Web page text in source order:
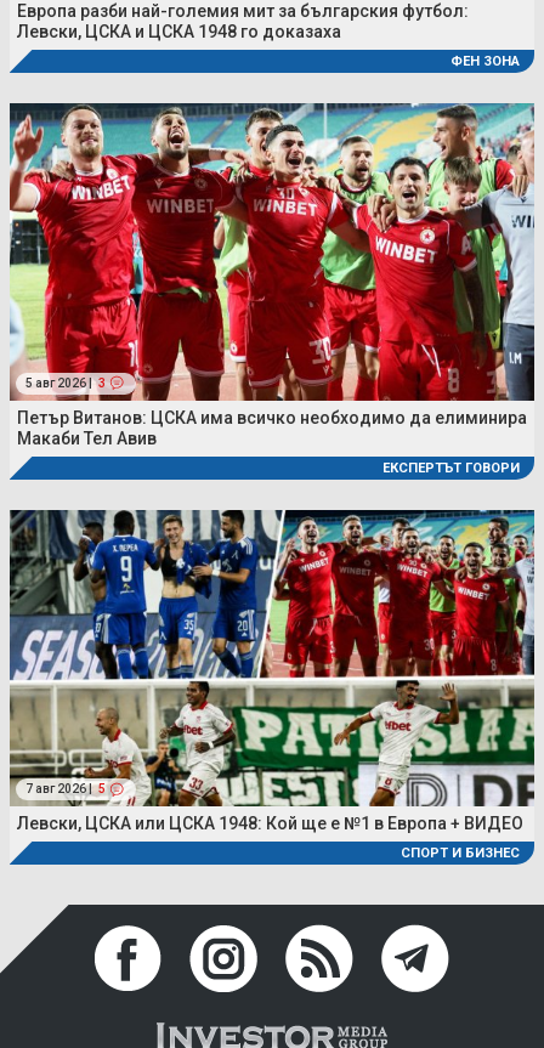
Европа разби най-големия мит за българския футбол:
Левски, ЦСКА и ЦСКА 1948 го доказаха
ФЕН ЗОНА
5 авг 2026 | 3
Петър Витанов: ЦСКА има всичко необходимо да елиминира
Макаби Тел Авив
ЕКСПЕРТЪТ ГОВОРИ
7 авг 2026 | 5
Левски, ЦСКА или ЦСКА 1948: Кой ще е №1 в Европа + ВИДЕО
СПОРТ И БИЗНЕС